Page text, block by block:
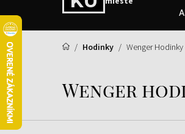
Hodinky Wenger Hodinky
Wenger